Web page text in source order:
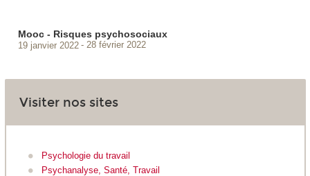
Mooc - Risques psychosociaux
19 janvier 2022 28 février 2022
Visiter nos sites
Psychologie du travail
Psychanalyse, Santé, Travail